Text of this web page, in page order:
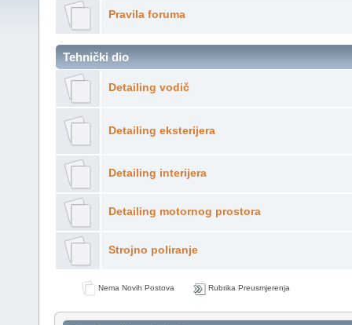
Pravila foruma
Tehnički dio
Detailing vodič
Detailing eksterijera
Detailing interijera
Detailing motornog prostora
Strojno poliranje
Nema Novih Postova Rubrika Preusmjerenja